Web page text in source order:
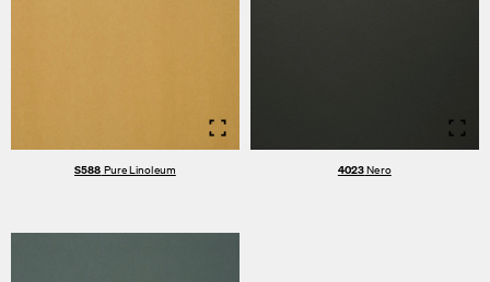
Info
S588 Pure Linoleum
Info
4023Nero